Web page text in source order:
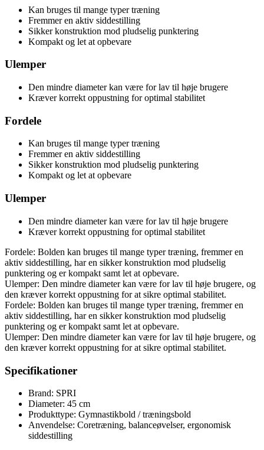
Kan bruges til mange typer træning
Fremmer en aktiv siddestilling
Sikker konstruktion mod pludselig punktering
Kompakt og let at opbevare
Ulemper
Den mindre diameter kan være for lav til høje brugere
Kræver korrekt oppustning for optimal stabilitet
Fordele
Kan bruges til mange typer træning
Fremmer en aktiv siddestilling
Sikker konstruktion mod pludselig punktering
Kompakt og let at opbevare
Ulemper
Den mindre diameter kan være for lav til høje brugere
Kræver korrekt oppustning for optimal stabilitet
Fordele: Bolden kan bruges til mange typer træning, fremmer en
aktiv siddestilling, har en sikker konstruktion mod pludselig
punktering og er kompakt samt let at opbevare.
Ulemper: Den mindre diameter kan være for lav til høje brugere, og
den kræver korrekt oppustning for at sikre optimal stabilitet.
Fordele: Bolden kan bruges til mange typer træning, fremmer en
aktiv siddestilling, har en sikker konstruktion mod pludselig
punktering og er kompakt samt let at opbevare.
Ulemper: Den mindre diameter kan være for lav til høje brugere, og
den kræver korrekt oppustning for at sikre optimal stabilitet.
Specifikationer
Brand: SPRI
Diameter: 45 cm
Produkttype: Gymnastikbold / træningsbold
Anvendelse: Coretræning, balanceøvelser, ergonomisk
siddestilling